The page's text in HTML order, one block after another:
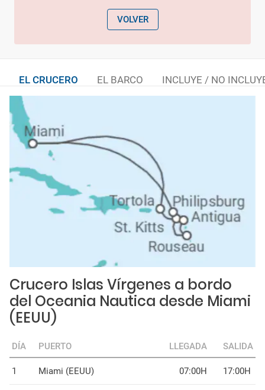
VOLVER
EL CRUCERO EL BARCO INCLUYE / NO
Crucero Islas Vírgenes a bordo
del Oceania Nautica desde Miami
(EEUU)
DÍA PUERTO LLEGADA SALIDA
1 Miami (EEUU) 07:00H 17:00H